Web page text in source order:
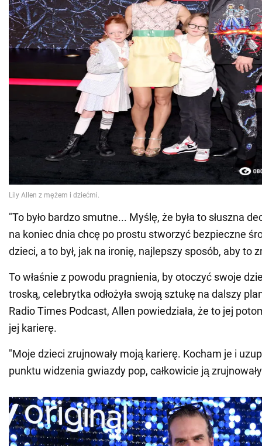
"To było bardzo smutne... Myślę, że była to słuszna
na koniec dnia chcę po prostu stworzyć bezpieczne
dzieci, a to był, jak na ironię, najlepszy sposób, aby to
To właśnie z powodu pragnienia, by otoczyć swoje
troską, celebrytka odłożyła swoją sztukę na dalszy
Radio Times Podcast, Allen powiedziała, że to jej
jej karierę.
"Moje dzieci zrujnowały moją karierę. Kocham je i
punktu widzenia gwiazdy pop, całkowicie ją